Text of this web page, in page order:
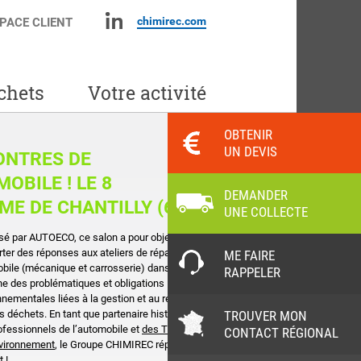
DE
! LE 8
DE CHANTILLY (60)
par AUTOECO, ce salon a pour objectif
des réponses aux ateliers de réparation
(mécanique et carrosserie) dans le
des problématiques et obligations
liées à la gestion et au recyclage
déchets. En tant que partenaire historique
de l’automobile et des Trophées
, le Groupe CHIMIREC répond
CLIENT chimirec.com
Votre activité
OBTENIR
UN DEVIS
DEMANDER
UNE COLLECTE
ME FAIRE
RAPPELER
TROUVER MON
CONTACT RÉGIONAL